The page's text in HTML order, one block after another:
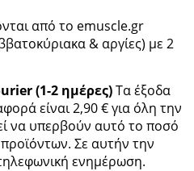
από το emuscle.gr
& αργίες) με 2
(1-2 ημέρες)Τα έξοδα
είναι 2,90 € για όλη την
να υπερβούν αυτό το ποσό
Σε αυτήν την
ενημέρωση.